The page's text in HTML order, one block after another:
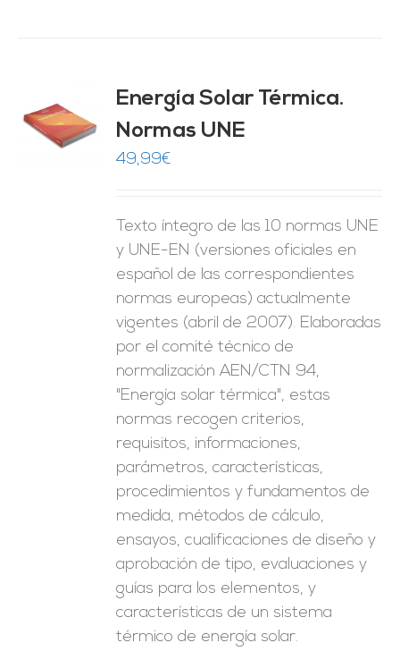
Energía Solar Térmica.
Normas UNE
49,99€
Texto íntegro de las 10 normas UNE
y UNE-EN (versiones oficiales en
español de las correspondientes
normas europeas) actualmente
vigentes (abril de 2007). Elaboradas
por el comité técnico de
normalización AEN/CTN 94,
"Energía solar térmica", estas
normas recogen criterios,
requisitos, informaciones,
parámetros, características,
procedimientos y fundamentos de
medida, métodos de cálculo,
ensayos, cualificaciones de diseño y
aprobación de tipo, evaluaciones y
guías para los elementos, y
características de un sistema
térmico de energía solar.